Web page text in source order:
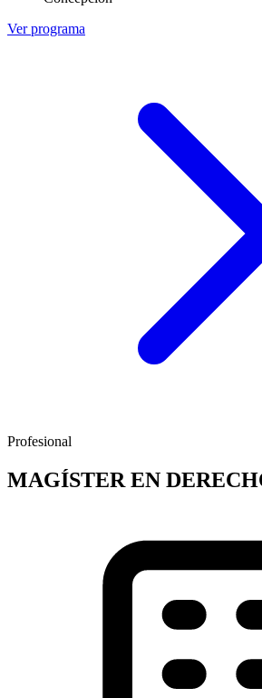
Ver programa
Profesional
MAGÍSTER EN